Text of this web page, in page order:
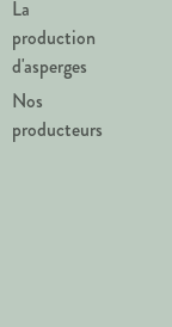
La
production
d'asperges
Nos
producteurs